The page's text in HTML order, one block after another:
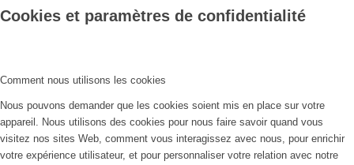
Cookies et paramètres de confidentialité
Comment nous utilisons les cookies
Nous pouvons demander que les cookies soient mis en place sur votre
appareil. Nous utilisons des cookies pour nous faire savoir quand vous
visitez nos sites Web, comment vous interagissez avec nous, pour enrichir
votre expérience utilisateur, et pour personnaliser votre relation avec notre